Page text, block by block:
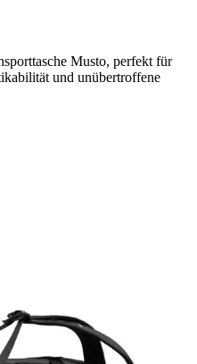
Musto, perfekt für
und unübertroffene